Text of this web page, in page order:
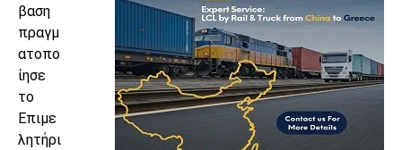
βαση
πραγμ
ατοπο
ίησε
το
Επιμε
λητήρι